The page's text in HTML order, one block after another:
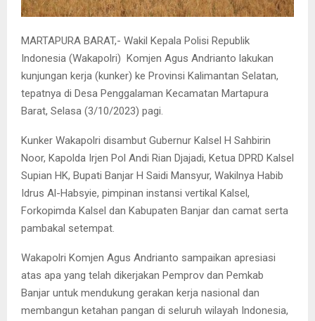
MARTAPURA BARAT,- Wakil Kepala Polisi Republik
Indonesia (Wakapolri) Komjen Agus Andrianto lakukan
kunjungan kerja (kunker) ke Provinsi Kalimantan Selatan,
tepatnya di Desa Penggalaman Kecamatan Martapura
Barat, Selasa (3/10/2023) pagi.
Kunker Wakapolri disambut Gubernur Kalsel H Sahbirin
Noor, Kapolda Irjen Pol Andi Rian Djajadi, Ketua DPRD Kalsel
Supian HK, Bupati Banjar H Saidi Mansyur, Wakilnya Habib
Idrus Al-Habsyie, pimpinan instansi vertikal Kalsel,
Forkopimda Kalsel dan Kabupaten Banjar dan camat serta
pambakal setempat.
Wakapolri Komjen Agus Andrianto sampaikan apresiasi
atas apa yang telah dikerjakan Pemprov dan Pemkab
Banjar untuk mendukung gerakan kerja nasional dan
membangun ketahan pangan di seluruh wilayah Indonesia,